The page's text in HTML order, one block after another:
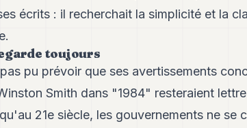
écrits : il recherchait la simplicité et la
toujours
pu prévoir que ses avertissements
Smith dans "1984" resteraient
21e siècle, les gouvernements ne se